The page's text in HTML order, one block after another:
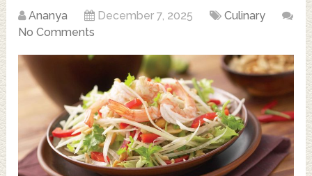
Ananya December 7, 2025
Culinary
No Comments